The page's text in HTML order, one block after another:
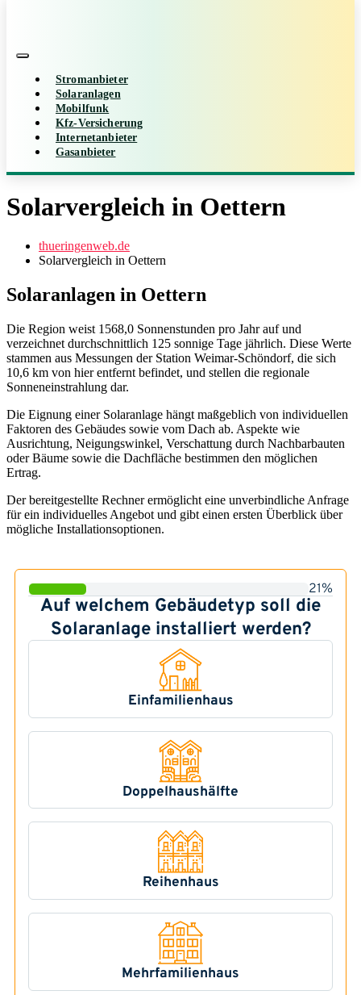
Stromanbieter
Solaranlagen
Mobilfunk
Kfz-Versicherung
Internetanbieter
Gasanbieter
Solarvergleich in Oettern
thueringenweb.de
Solarvergleich in Oettern
Solaranlagen in Oettern
Die Region weist 1568,0 Sonnenstunden pro Jahr auf und
verzeichnet durchschnittlich 125 sonnige Tage jährlich. Diese Werte
stammen aus Messungen der Station Weimar‑Schöndorf, die sich
10,6 km von hier entfernt befindet, und stellen die regionale
Sonneneinstrahlung dar.
Die Eignung einer Solaranlage hängt maßgeblich von individuellen
Faktoren des Gebäudes sowie vom Dach ab. Aspekte wie
Ausrichtung, Neigungswinkel, Verschattung durch Nachbarbauten
oder Bäume sowie die Dachfläche bestimmen den möglichen
Ertrag.
Der bereitgestellte Rechner ermöglicht eine unverbindliche Anfrage
für ein individuelles Angebot und gibt einen ersten Überblick über
mögliche Installationsoptionen.